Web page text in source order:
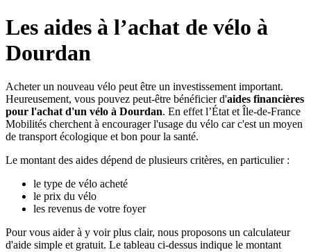
Les aides à l’achat de vélo à
Dourdan
Acheter un nouveau vélo peut être un investissement important.
Heureusement, vous pouvez peut-être bénéficier d'aides financières
pour l'achat d'un vélo à Dourdan. En effet l’État et Île-de-France
Mobilités cherchent à encourager l'usage du vélo car c'est un moyen
de transport écologique et bon pour la santé.
Le montant des aides dépend de plusieurs critères, en particulier :
le type de vélo acheté
le prix du vélo
les revenus de votre foyer
Pour vous aider à y voir plus clair, nous proposons un calculateur
d'aide simple et gratuit. Le tableau ci-dessus indique le montant